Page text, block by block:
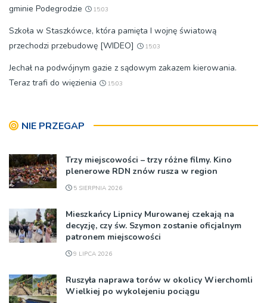
gminie Podegrodzie
15:03
Szkoła w Staszkówce, która pamięta I wojnę światową
przechodzi przebudowę [WIDEO]
15:03
Jechał na podwójnym gazie z sądowym zakazem kierowania.
Teraz trafi do więzienia
15:03
NIE PRZEGAP
Trzy miejscowości – trzy różne filmy. Kino
plenerowe RDN znów rusza w region
5 SIERPNIA 2026
Mieszkańcy Lipnicy Murowanej czekają na
decyzję, czy św. Szymon zostanie oficjalnym
patronem miejscowości
9 LIPCA 2026
Ruszyła naprawa torów w okolicy Wierchomli
Wielkiej po wykolejeniu pociągu